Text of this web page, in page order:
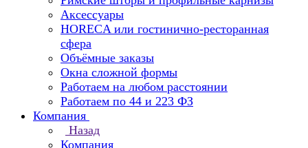
Аксессуары
HORECA или гостинично-ресторанная
сфера
Объёмные заказы
Окна сложной формы
Работаем на любом расстоянии
Работаем по 44 и 223 ФЗ
Компания
Назад
Компания